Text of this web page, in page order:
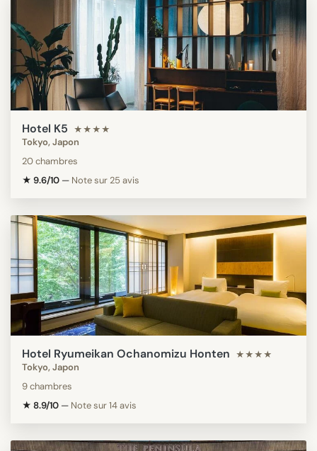
Hotel K5 ★★★★
Tokyo, Japon
20 chambres
★ 9.6/10 — Note sur 25 avis
Hotel Ryumeikan Ochanomizu Honten ★★★★
Tokyo, Japon
9 chambres
★ 8.9/10 — Note sur 14 avis